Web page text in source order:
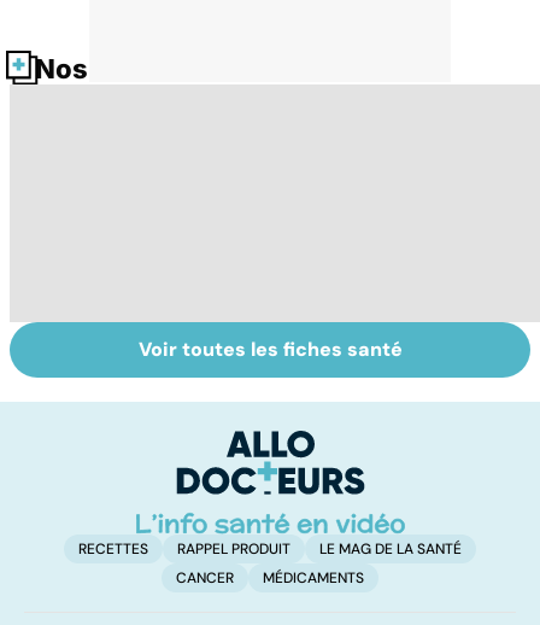
Nos fiches santé
Tout savoir sur le
cancer de la
Tout savoir sur
les infections
Voir toutes les fiches santé
RECETTES RAPPEL PRODUIT
LE MAG DE LA SANTÉ
CANCER
MÉDICAMENTS